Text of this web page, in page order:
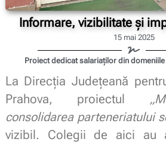
Informare, vizibilitate și
15 mai 2025
Proiect dedicat salariaților din
La Direcția Județeană
Prahova, proiectul
consolidarea parteneriatului
vizibil. Colegii de aici au